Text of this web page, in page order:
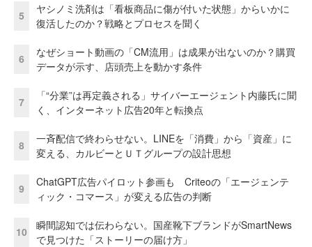
5
ヤシノミ洗剤は「看板商品に傷が付いた状態」からいかに
復活したのか？戦略とプロセスを聞く
6
なぜショート動画の「CM流用」は成果が出ないのか？購買
データが示す、店頭売上を動かす条件
7
「“分業”は再定義される」サイバーエージェント内藤氏に聞
く、インターネット広告20年と転換点
8
一斉配信で終わらせない。LINEを「消費」から「資産」に
変える、カルビーとＵＴグループの設計思想
9
ChatGPT広告パイロット参画も Criteoの「エージェンテ
ィック・コマース」が変える広告の判断
10
瞬間認知では伝わらない。国産靴下ブランドがSmartNews
で見つけた「ストーリーの届け方」